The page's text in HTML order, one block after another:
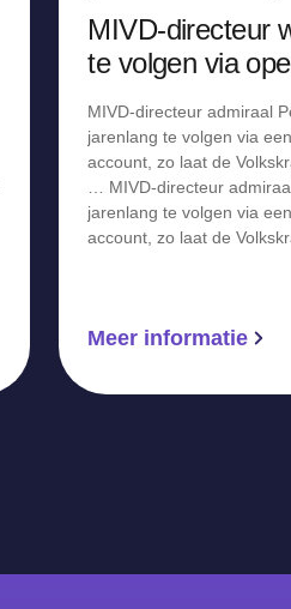
MIVD-directeur
te volgen via
MIVD-directeur admiraal
jarenlang te volgen via
account, zo laat de
… MIVD-directeur
jarenlang te volgen via
account, zo laat de
Meer informatie